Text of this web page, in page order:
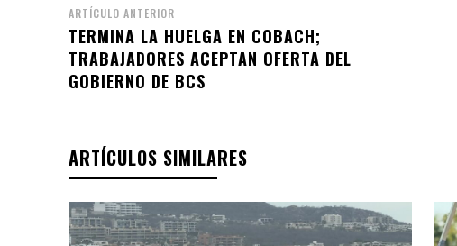
ARTÍCULO ANTERIOR
TERMINA LA HUELGA EN COBACH;
TRABAJADORES ACEPTAN OFERTA DEL
GOBIERNO DE BCS
ARTÍCULOS SIMILARES